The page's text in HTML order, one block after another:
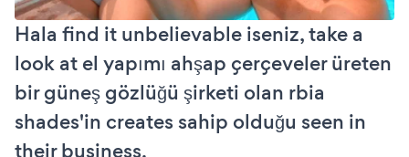
Hala find it unbelievable iseniz, take a
look at el yapımı ahşap çerçeveler üreten
bir güneş gözlüğü şirketi olan rbia
shades'in creates sahip olduğu seen in
their business.